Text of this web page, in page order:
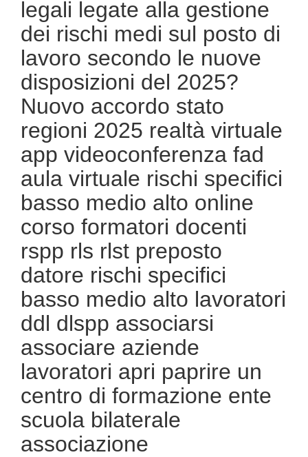
legali legate alla gestione
dei rischi medi sul posto di
lavoro secondo le nuove
disposizioni del 2025?
Nuovo accordo stato
regioni 2025 realtà virtuale
app videoconferenza fad
aula virtuale rischi specifici
basso medio alto online
corso formatori docenti
rspp rls rlst preposto
datore rischi specifici
basso medio alto lavoratori
ddl dlspp associarsi
associare aziende
lavoratori apri paprire un
centro di formazione ente
scuola bilaterale
associazione